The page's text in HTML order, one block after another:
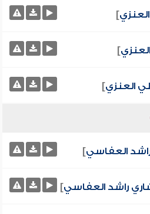
]
]
العنزي]
العفاسي]
راشد العفاسي]